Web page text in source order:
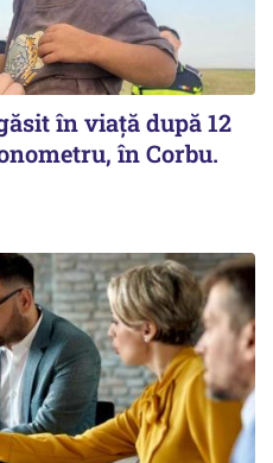
în viață după 12
în Corbu.